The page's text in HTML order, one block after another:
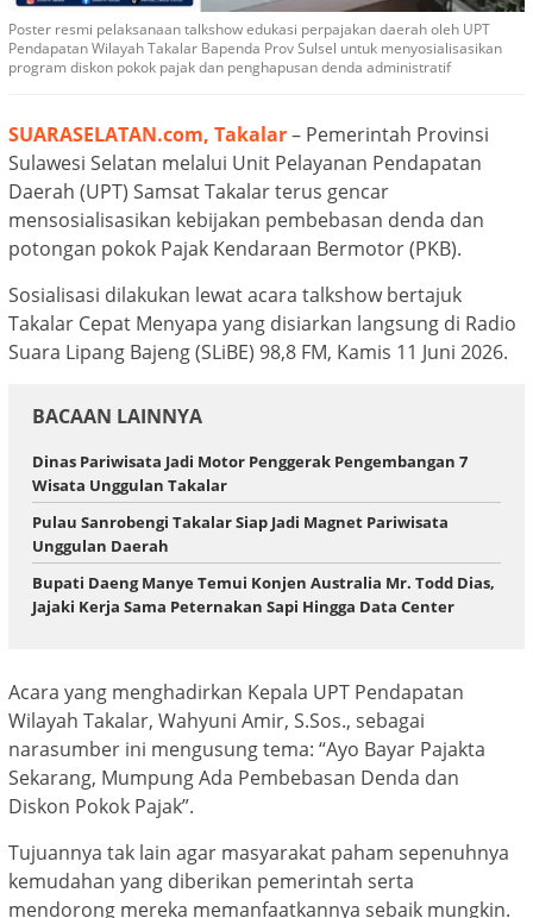
Poster resmi pelaksanaan talkshow edukasi perpajakan daerah oleh UPT
Pendapatan Wilayah Takalar Bapenda Prov Sulsel untuk menyosialisasikan
program diskon pokok pajak dan penghapusan denda administratif
SUARASELATAN.com, Takalar– Pemerintah Provinsi
Sulawesi Selatan melalui Unit Pelayanan Pendapatan
Daerah (UPT) Samsat Takalar terus gencar
mensosialisasikan kebijakan pembebasan denda dan
potongan pokok Pajak Kendaraan Bermotor (PKB).
Sosialisasi dilakukan lewat acara talkshow bertajuk
Takalar Cepat Menyapa yang disiarkan langsung di Radio
Suara Lipang Bajeng (SLiBE) 98,8 FM, Kamis 11 Juni 2026.
BACAAN LAINNYA
Dinas Pariwisata Jadi Motor Penggerak Pengembangan 7
Wisata Unggulan Takalar
Pulau Sanrobengi Takalar Siap Jadi Magnet Pariwisata
Unggulan Daerah
Bupati Daeng Manye Temui Konjen Australia Mr. Todd Dias,
Jajaki Kerja Sama Peternakan Sapi Hingga Data Center
Acara yang menghadirkan Kepala UPT Pendapatan
Wilayah Takalar, Wahyuni Amir, S.Sos., sebagai
narasumber ini mengusung tema: “Ayo Bayar Pajakta
Sekarang, Mumpung Ada Pembebasan Denda dan
Diskon Pokok Pajak”.
Tujuannya tak lain agar masyarakat paham sepenuhnya
kemudahan yang diberikan pemerintah serta
mendorong mereka memanfaatkannya sebaik mungkin.